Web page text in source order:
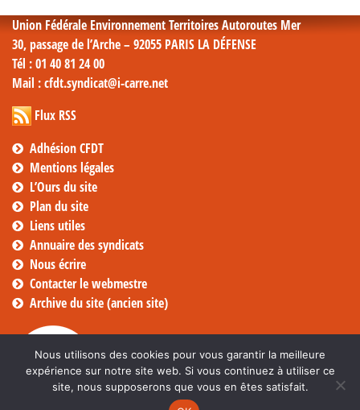
Union Fédérale Environnement Territoires Autoroutes Mer
30, passage de l’Arche – 92055 PARIS LA DÉFENSE
Tél : 01 40 81 24 00
Mail : cfdt.syndicat@i-carre.net
Flux RSS
Adhésion CFDT
Mentions légales
L’Ours du site
Plan du site
Liens utiles
Annuaire des syndicats
Nous écrire
Contacter le webmestre
Archive du site (ancien site)
Nous utilisons des cookies pour vous garantir la meilleure
expérience sur notre site web. Si vous continuez à utiliser ce
site, nous supposerons que vous en êtes satisfait.